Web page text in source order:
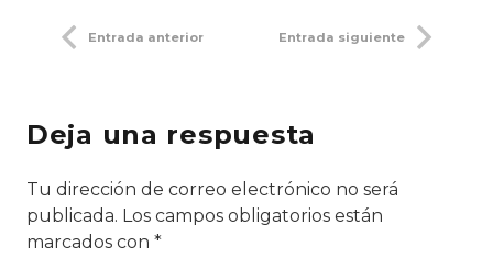
Entrada anterior Entrada siguiente
Deja una respuesta
Tu dirección de correo electrónico no será
publicada. Los campos obligatorios están
marcados con *